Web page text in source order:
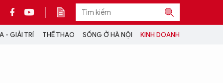
- GIẢI TRÍ THỂ THAO SỐNG Ở HÀ NỘI KINH DOANH